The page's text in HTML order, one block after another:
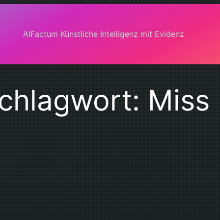
AIFactum Künstliche Intelligenz mit Evidenz
Miss